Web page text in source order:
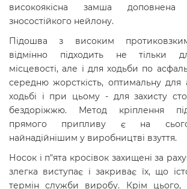
високоякісна замша доповнена
зносостійкого нейлону.
Підошва з високим
відмінно підходить не тільки
місцевості, але і для ходьби по
середню жорсткість, оптимальну для
ходьбі і при цьому - для захисту
бездоріжжю. Метод кріплення
прямого припливу є на
найнадійнішим у виробництві взуття.
Носок і п"ята кросівок захищені за
злегка виступає і закриває їх, що
термін служби виробу. Крім цього,